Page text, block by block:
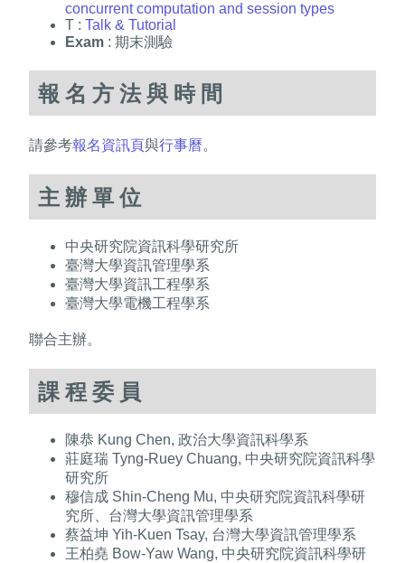
concurrent computation and session types
T : Talk & Tutorial
Exam : 期末測驗
報名方法與時間
請參考報名資訊頁與行事曆。
主辦單位
中央研究院資訊科學研究所
臺灣大學資訊管理學系
臺灣大學資訊工程學系
臺灣大學電機工程學系
聯合主辦。
課程委員
陳恭 Kung Chen, 政治大學資訊科學系
莊庭瑞 Tyng-Ruey Chuang, 中央研究院資訊科學
研究所
穆信成 Shin-Cheng Mu, 中央研究院資訊科學研
究所、台灣大學資訊管理學系
蔡益坤 Yih-Kuen Tsay, 台灣大學資訊管理學系
王柏堯 Bow-Yaw Wang, 中央研究院資訊科學研